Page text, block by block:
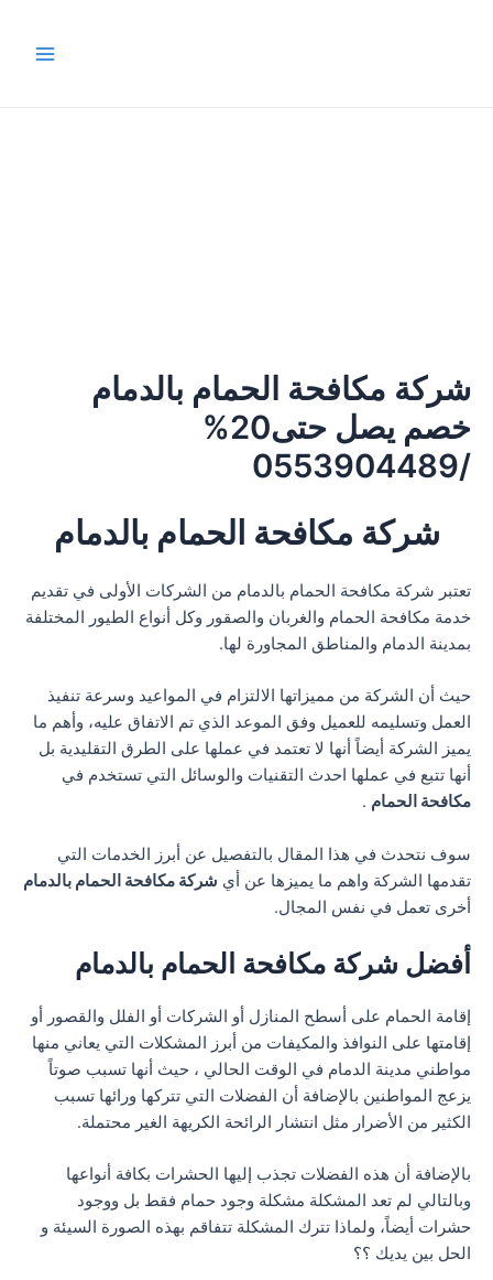
شركة مكافحة الحمام بالدمام
خصم يصل حتى20%
/0553904489
شركة مكافحة الحمام بالدمام
تعتبر شركة مكافحة الحمام بالدمام من الشركات الأولى في تقديم
خدمة مكافحة الحمام والغربان والصقور وكل أنواع الطيور المختلفة
بمدينة الدمام والمناطق المجاورة لها.
حيث أن الشركة من مميزاتها الالتزام في المواعيد وسرعة تنفيذ
العمل وتسليمه للعميل وفق الموعد الذي تم الاتفاق عليه، وأهم ما
يميز الشركة أيضاً أنها لا تعتمد في عملها على الطرق التقليدية بل
أنها تتبع في عملها احدث التقنيات والوسائل التي تستخدم في
مكافحة الحمام .
سوف نتحدث في هذا المقال بالتفصيل عن أبرز الخدمات التي
تقدمها الشركة واهم ما يميزها عن أي شركة مكافحة الحمام بالدمام
أخرى تعمل في نفس المجال.
أفضل شركة مكافحة الحمام بالدمام
إقامة الحمام على أسطح المنازل أو الشركات أو الفلل والقصور أو
إقامتها على النوافذ والمكيفات من أبرز المشكلات التي يعاني منها
مواطني مدينة الدمام في الوقت الحالي ، حيث أنها تسبب صوتاً
يزعج المواطنين بالإضافة أن الفضلات التي تتركها ورائها تسبب
الكثير من الأضرار مثل انتشار الرائحة الكريهة الغير محتملة.
بالإضافة أن هذه الفضلات تجذب إليها الحشرات بكافة أنواعها
وبالتالي لم تعد المشكلة مشكلة وجود حمام فقط بل ووجود
حشرات أيضاً، ولماذا تترك المشكلة تتفاقم بهذه الصورة السيئة و
الحل بين يديك ؟؟